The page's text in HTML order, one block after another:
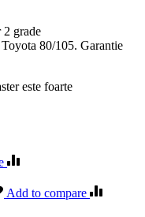
2 grade
80/105. Garantie
este foarte
Add to compare